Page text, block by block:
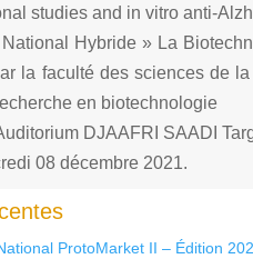
studies and in vitro anti-
Hybride » La
la faculté des sciences de
en biotechnologie
DJAAFRI SAADI
08 décembre 2021.
ProtoMarket II – Édition